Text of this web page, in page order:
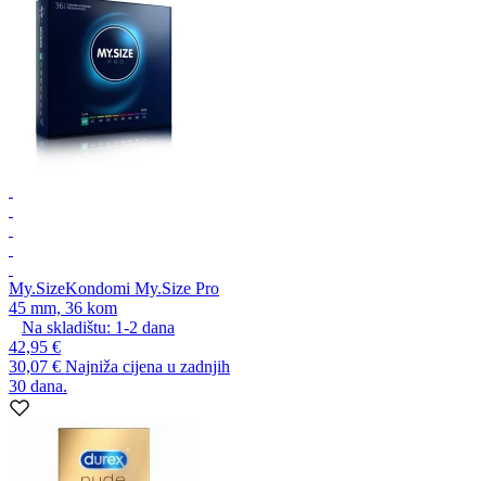
My.SizeKondomi My.Size Pro
45 mm, 36 kom
Na skladištu: 1-2 dana
42,95 €
30,07 € Najniža cijena u zadnjih
30 dana.